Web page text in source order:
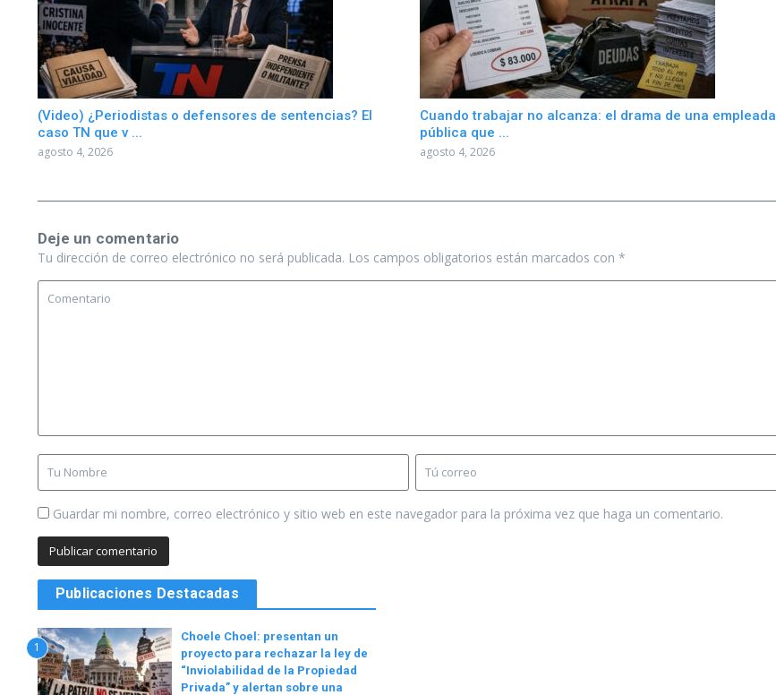
(Video) ¿Periodistas o defensores de sentencias? El
caso TN que v ...
agosto 4, 2026
Cuando trabajar no alcanza: el drama de una empleada
pública que ...
agosto 4, 2026
Deje un comentario
Tu dirección de correo electrónico no será publicada. Los campos obligatorios están marcados con *
Guardar mi nombre, correo electrónico y sitio web en este navegador para la próxima vez que haga un comentario.
Publicaciones Destacadas
1
Choele Choel: presentan un
proyecto para rechazar la ley de
“Inviolabilidad de la Propiedad
Privada” y alertan sobre una